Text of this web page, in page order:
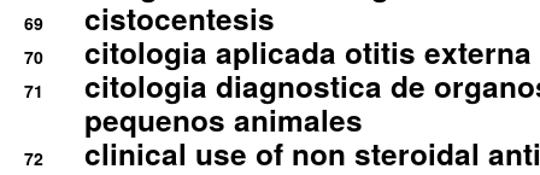
69 cistocentesis
70 citologia aplicada otitis externa
71
citologia diagnostica de
pequenos animales
72
clinical use of non steroidal